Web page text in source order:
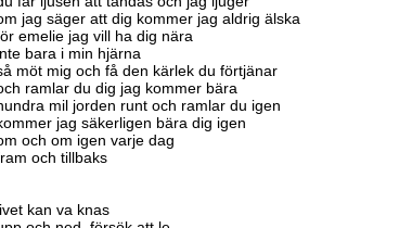
jag säger att dig kommer jag aldrig älska
emelie jag vill ha dig nära
bara i min hjärna
möt mig och få den kärlek du förtjänar
ramlar du dig jag kommer bära
mil jorden runt och ramlar du igen
jag säkerligen bära dig igen
och om igen varje dag
och tillbaks
kan va knas